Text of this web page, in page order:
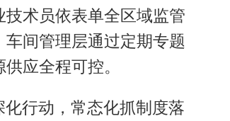
术员依表单全区域监管
间管理层通过定期专题
应全程可控。
行动，常态化抓制度落